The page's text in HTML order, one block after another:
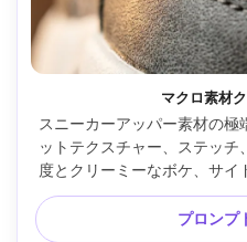
マクロ素材
スニーカーアッパー素材の極
ットテクスチャー、ステッ
度とクリーミーなボケ、サイ
える。Nikon Z9＋105mmマ
毛穴、高解像度 プレ
プロンプ